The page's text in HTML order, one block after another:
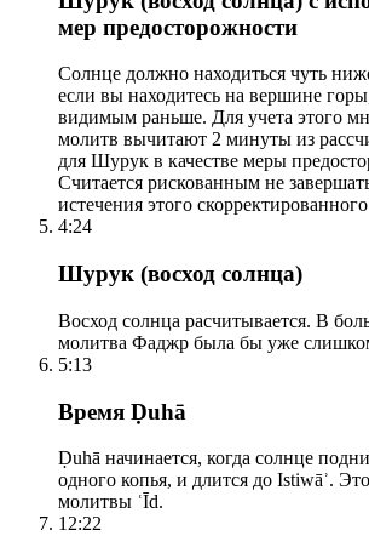
мер предосторожности
Солнце должно находиться чуть
если вы находитесь на вершине
видимым раньше. Для учета этого
молитв вычитают 2 минуты из
для Шурук в качестве меры
Считается рискованным не
истечения этого
4:24
Шурук (восход солнца)
Восход солнца расчитывается. В
молитва Фаджр была бы уже
5:13
Время Ḍuhā
Ḍuhā начинается, когда солнце
одного копья, и длится до Istiwāʾ.
молитвы ʿĪd.
12:22